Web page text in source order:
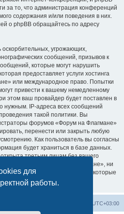
для
работы.
за то, что администрация конференций
содержания и/или поведения в них.
о phpBB обращайтесь по адресу
угрожающих,
сообщений, призывов к
которые могут нарушить
предоставляет услуги хостинга
или международное право. Попытки
привести к вашему немедленному
этом ваш провайдер будет поставлен в
нужным. IP-адреса всех сообщений
такой политики. Вы
форумов «Форум на Флагмане»
перенести или закрыть любую
Как пользователь вы согласны
будет храниться в базе данных.
третьим лицам без вашего
конференции «Форум на Флагмане», ни
за действия хакеров, которые
доступу к ней.
UTC+03:00